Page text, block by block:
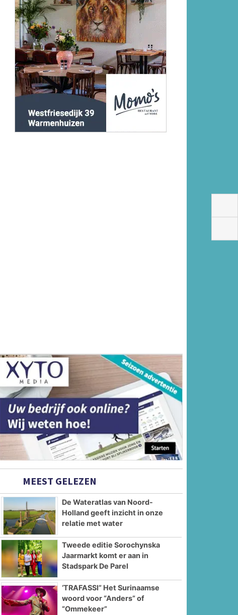
MEEST GELEZEN
De Wateratlas van Noord-
Holland geeft inzicht in onze
relatie met water
Tweede editie Sorochynska
Jaarmarkt komt er aan in
Stadspark De Parel
‘TRAFASSI” Het Surinaamse
woord voor “Anders” of
“Ommekeer”